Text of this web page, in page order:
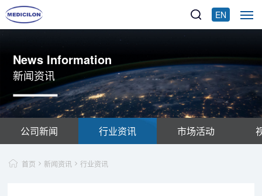
EN
News Information
新闻资讯
公司新闻 行业资讯 市场活动
首页 新闻资讯 行业资讯